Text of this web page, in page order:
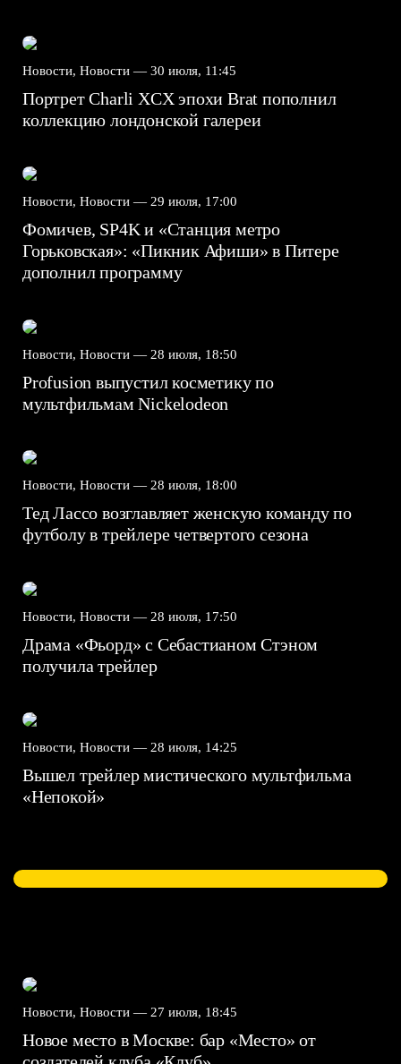
Новости, Новости — 30 июля, 11:45
Портрет Charli XCX эпохи Brat пополнил
коллекцию лондонской галереи
Новости, Новости — 29 июля, 17:00
Фомичев, SP4K и «Станция метро
Горьковская»: «Пикник Афиши» в Питере
дополнил программу
Новости, Новости — 28 июля, 18:50
Profusion выпустил косметику по
мультфильмам Nickelodeon
Новости, Новости — 28 июля, 18:00
Тед Лассо возглавляет женскую команду по
футболу в трейлере четвертого сезона
Новости, Новости — 28 июля, 17:50
Драма «Фьорд» с Себастианом Стэном
получила трейлер
Новости, Новости — 28 июля, 14:25
Вышел трейлер мистического мультфильма
«Непокой»
Новости, Новости — 27 июля, 18:45
Новое место в Москве: бар «Место» от